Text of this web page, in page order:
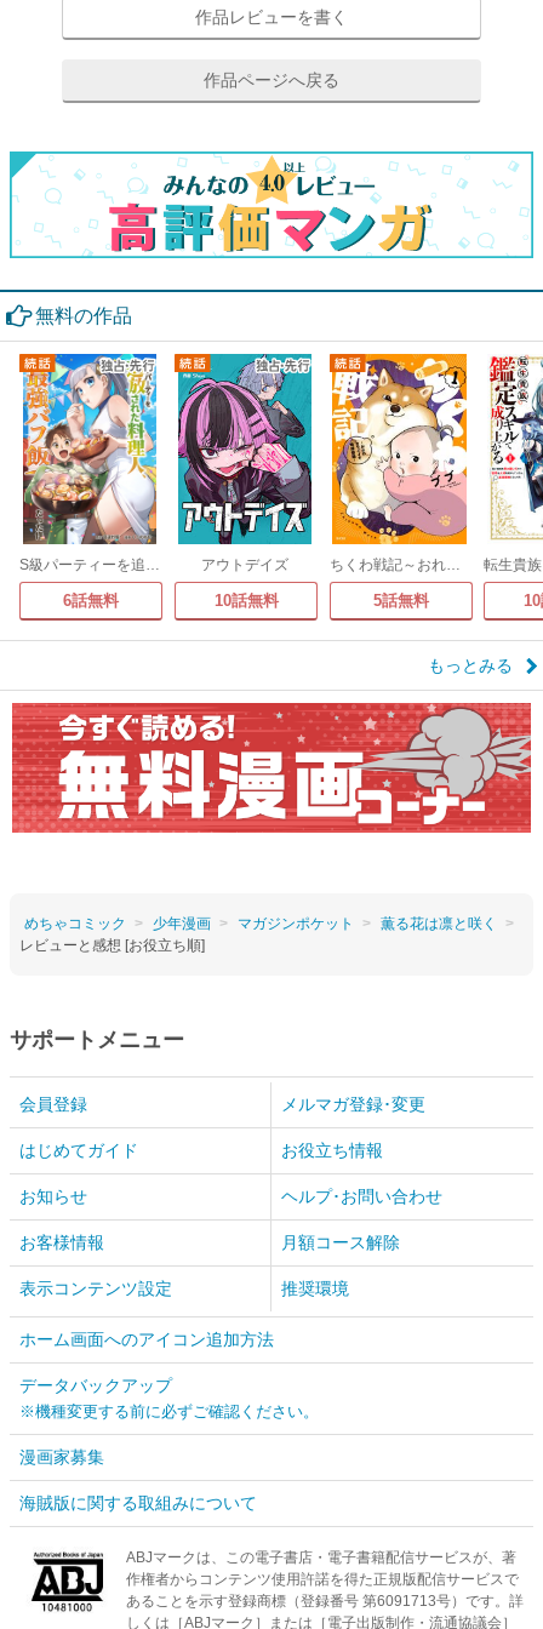
作品レビューを書く
作品ページへ戻る
無料の作品
S級パーティーを追放された料理人、最強バフ飯だった件
6話無料
アウトデイズ
10話無料
ちくわ戦記～おれのカワイイで地球侵略～
5話無料
もっとみる
めちゃコミック 少年漫画 マガジンポケット
薫る花は凛と咲く
レビューと感想 [お役立ち順]
サポートメニュー
会員登録 メルマガ登録･変更
はじめてガイド お役立ち情報
お知らせ ヘルプ･お問い合わせ
お客様情報 月額コース解除
表示コンテンツ設定 推奨環境
ホーム画面へのアイコン追加方法
データバックアップ
※機種変更する前に必ずご確認ください。
漫画家募集
海賊版に関する取組みについて
ABJマークは、この電子書店・電子書籍配信サービスが、著
作権者からコンテンツ使用許諾を得た正規版配信サービスで
あることを示す登録商標（登録番号 第6091713号）です。詳
しくは［ABJマーク］または［電子出版制作・流通協議会］